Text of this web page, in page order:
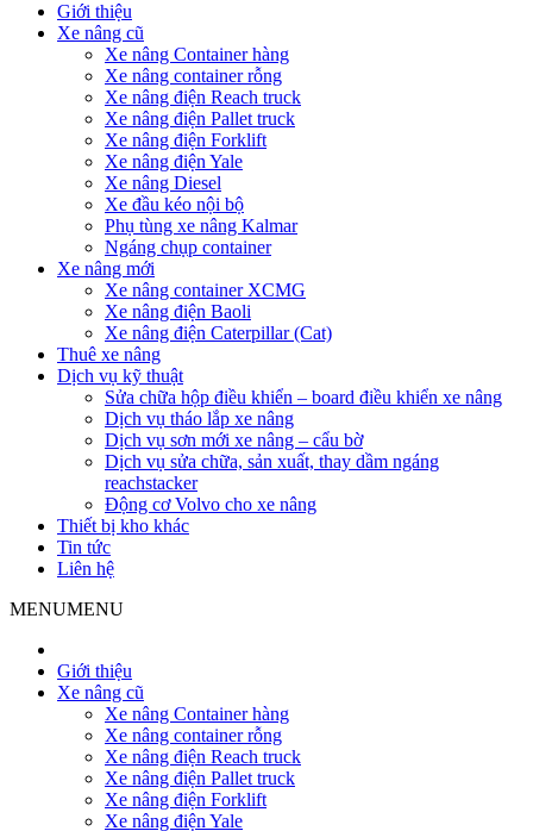
Giới thiệu
Xe nâng cũ
Xe nâng Container hàng
Xe nâng container rỗng
Xe nâng điện Reach truck
Xe nâng điện Pallet truck
Xe nâng điện Forklift
Xe nâng điện Yale
Xe nâng Diesel
Xe đầu kéo nội bộ
Phụ tùng xe nâng Kalmar
Ngáng chụp container
Xe nâng mới
Xe nâng container XCMG
Xe nâng điện Baoli
Xe nâng điện Caterpillar (Cat)
Thuê xe nâng
Dịch vụ kỹ thuật
Sửa chữa hộp điều khiển – board điều khiển xe nâng
Dịch vụ tháo lắp xe nâng
Dịch vụ sơn mới xe nâng – cẩu bờ
Dịch vụ sửa chữa, sản xuất, thay dầm ngáng
reachstacker
Động cơ Volvo cho xe nâng
Thiết bị kho khác
Tin tức
Liên hệ
MENUMENU
Giới thiệu
Xe nâng cũ
Xe nâng Container hàng
Xe nâng container rỗng
Xe nâng điện Reach truck
Xe nâng điện Pallet truck
Xe nâng điện Forklift
Xe nâng điện Yale